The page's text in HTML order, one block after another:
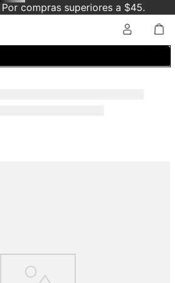
Por compras superiores a $45.